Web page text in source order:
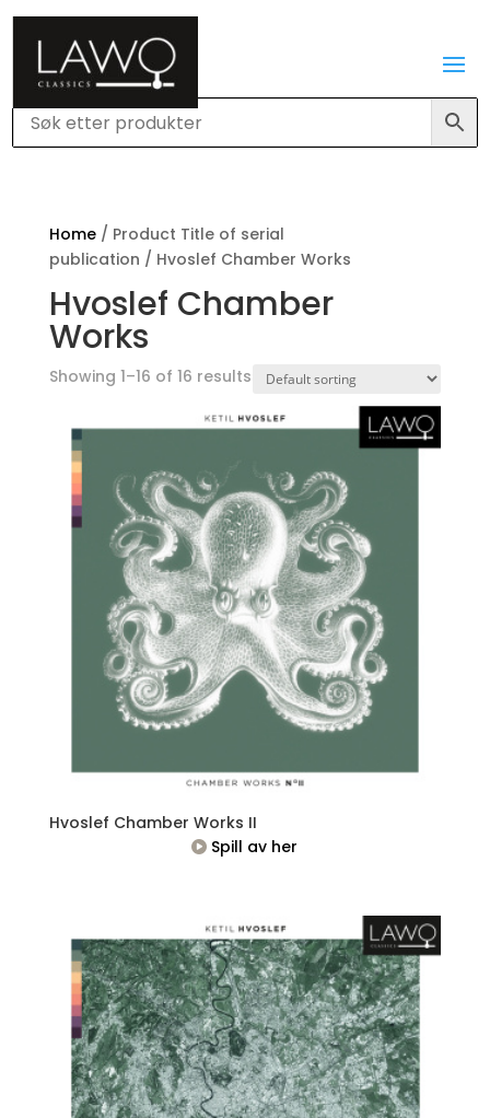
Home/ Product Title of serial
publication / Hvoslef Chamber Works
Hvoslef Chamber
Works
Showing 1–16 of 16 results
Hvoslef Chamber Works II
Spill av her